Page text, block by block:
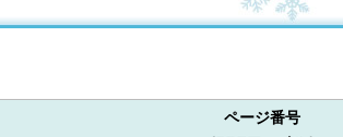
ページ番号